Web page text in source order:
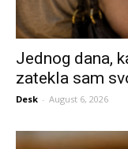
Jednog dana,
zatekla sam
Desk - August 6, 2026